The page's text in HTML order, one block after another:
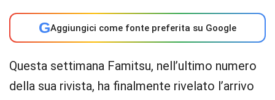
GAggiungici come fonte preferita su Google
Questa settimana Famitsu, nell’ultimo numero
della sua rivista, ha finalmente rivelato l’arrivo